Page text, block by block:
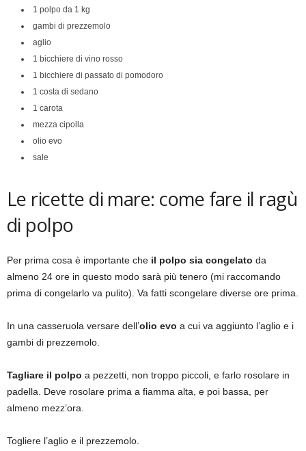
1 polpo da 1 kg
gambi di prezzemolo
aglio
1 bicchiere di vino rosso
1 bicchiere di passato di pomodoro
1 costa di sedano
1 carota
mezza cipolla
olio evo
sale
Le ricette di mare: come fare il ragù
di polpo
Per prima cosa è importante che il polpo sia congelato da
almeno 24 ore in questo modo sarà più tenero (mi raccomando
prima di congelarlo va pulito). Va fatti scongelare diverse ore prima.
In una casseruola versare dell’olio evo a cui va aggiunto l’aglio e i
gambi di prezzemolo.
Tagliare il polpo a pezzetti, non troppo piccoli, e farlo rosolare in
padella. Deve rosolare prima a fiamma alta, e poi bassa, per
almeno mezz’ora.
Togliere l’aglio e il prezzemolo.